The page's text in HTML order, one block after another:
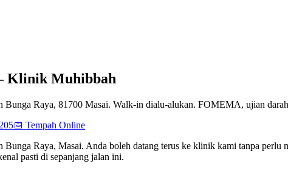
Klinik Muhibbah
Raya, 81700 Masai. Walk-in dialu-alukan. FOMEMA, ujian
📅 Tempah Online
Raya, Masai. Anda boleh datang terus ke klinik kami tanpa
pasti di sepanjang jalan ini.